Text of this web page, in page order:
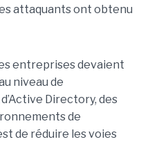
attaquants ont obtenu
entreprises devaient
niveau de
Directory, des
de
de réduire les voies